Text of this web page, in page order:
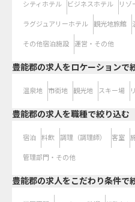
シティホテル ビジネスホテル リゾ
ラグジュアリーホテル 観光地旅館
その他宿泊施設 運営・その他
豊能郡の求人をロケーションで
温泉地 市街地 観光地 スキー場
豊能郡の求人を職種で絞り込む
宿泊 料飲 調理（調理師） 客室
管理部門・その他
豊能郡の求人をこだわり条件で